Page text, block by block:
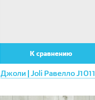
Джоли | Joli Равелло J1011
К сравнению